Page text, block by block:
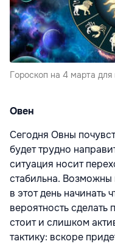
Гороскоп на 4 марта для
Овен
Сегодня Овны
будет трудно
ситуация носит
стабильна. Возможны
в этот день начинать
вероятность
стоит и слишком
тактику: вскоре